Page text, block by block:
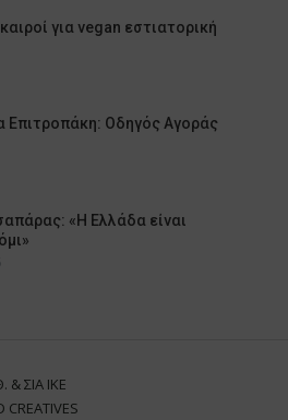
για vegan εστιατορική
Επιτροπάκη: Οδηγός Αγοράς
«Η Ελλάδα είναι
ΣΙΑ ΙΚΕ
CREATIVES